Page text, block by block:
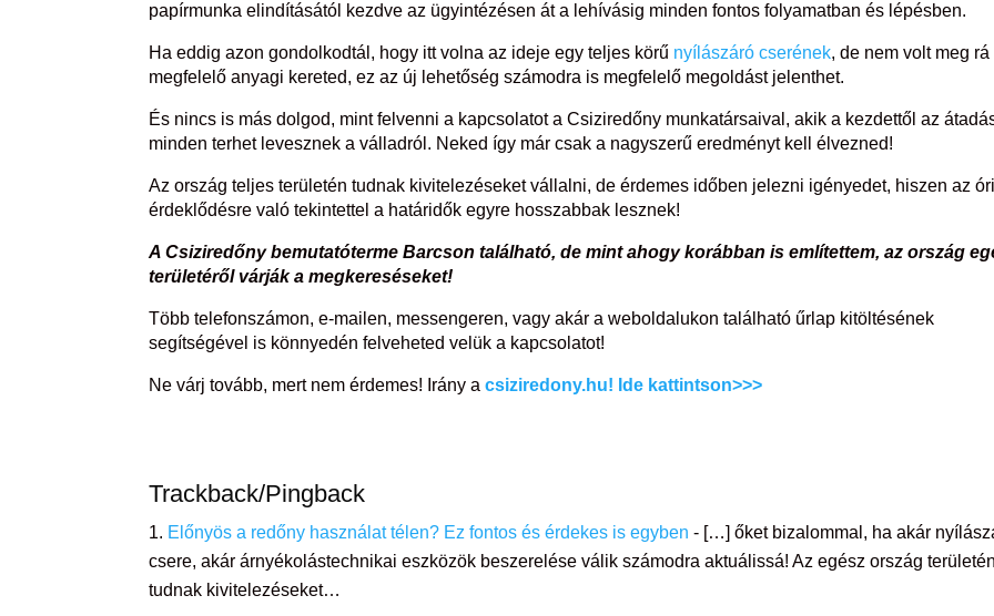
papírmunka elindításától kezdve az ügyintézésen át a lehívásig minden fontos folyamatban és lépésben.
Ha eddig azon gondolkodtál, hogy itt volna az ideje egy teljes körű nyílászáró cserének, de nem volt meg rá
megfelelő anyagi kereted, ez az új lehetőség számodra is megfelelő megoldást jelenthet.
És nincs is más dolgod, mint felvenni a kapcsolatot a Csiziredőny munkatársaival, akik a kezdettől az
minden terhet levesznek a válladról. Neked így már csak a nagyszerű eredményt kell élvezned!
Az ország teljes területén tudnak kivitelezéseket vállalni, de érdemes időben jelezni igényedet, hiszen az
érdeklődésre való tekintettel a határidők egyre hosszabbak lesznek!
A Csiziredőny bemutatóterme Barcson található, de mint ahogy korábban is említettem, az ország
területéről várják a megkereséseket!
Több telefonszámon, e-mailen, messengeren, vagy akár a weboldalukon található űrlap kitöltésének
segítségével is könnyedén felveheted velük a kapcsolatot!
Ne várj tovább, mert nem érdemes! Irány acsiziredony.hu! Ide kattintson>>>
Trackback/Pingback
Előnyös a redőny használat télen? Ez fontos és érdekes is egyben - […] őket bizalommal, ha akár
csere, akár árnyékolástechnikai eszközök beszerelése válik számodra aktuálissá! Az egész ország
tudnak kivitelezéseket…